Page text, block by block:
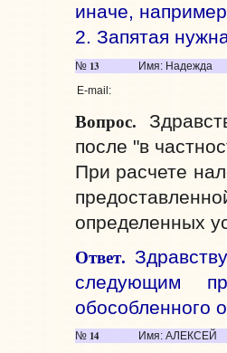
иначе,
2. Запятая
№13
Имя: Надежда
E-mail:
Вопрос.
после "в
При расчете
определенных
Ответ.
следующим
обособленного
№14
Имя: АЛЕКСЕЙ